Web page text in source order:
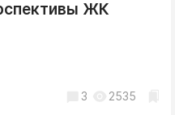
ЖК
3 2535